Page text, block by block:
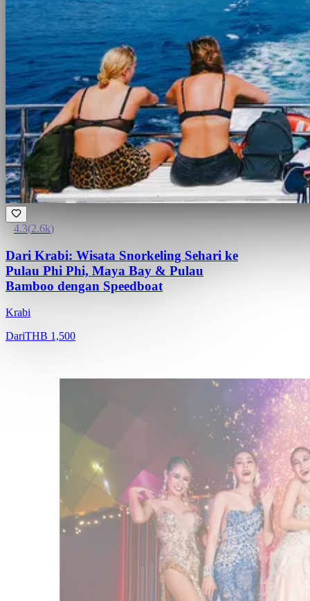
4.3(2.6k)
Dari Krabi: Wisata Snorkeling Sehari ke
Pulau Phi Phi, Maya Bay & Pulau
Bamboo dengan Speedboat
Krabi
DariTHB 1,500